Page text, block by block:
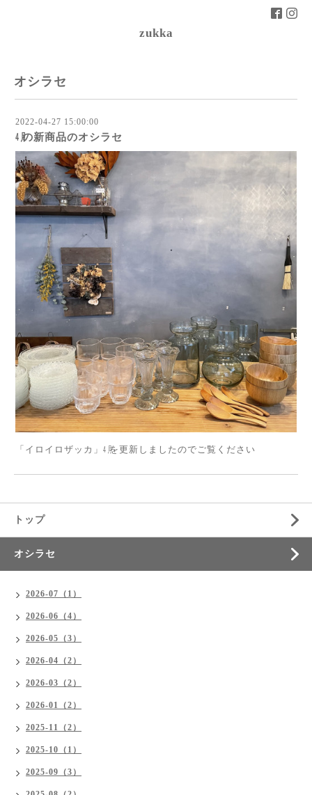
zukka
オシラセ
2022-04-27 15:00:00
㋃の新商品のオシラセ
「イロイロザッカ」㋃を更新しましたのでご覧ください
トップ
オシラセ
2026-07（1）
2026-06（4）
2026-05（3）
2026-04（2）
2026-03（2）
2026-01（2）
2025-11（2）
2025-10（1）
2025-09（3）